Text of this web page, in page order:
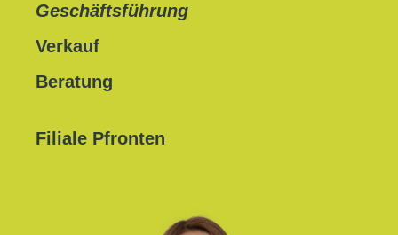
Geschäftsführung
Verkauf
Beratung
Filiale Pfronten